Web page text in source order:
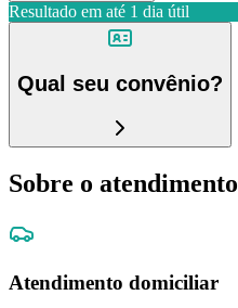
Resultado em até 1 dia útil
Qual seu convênio?
Sobre o atendimento
Atendimento domiciliar